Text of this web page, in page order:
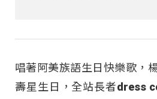
唱著阿美族語生日快樂歌，
壽星生日，全站長者dress